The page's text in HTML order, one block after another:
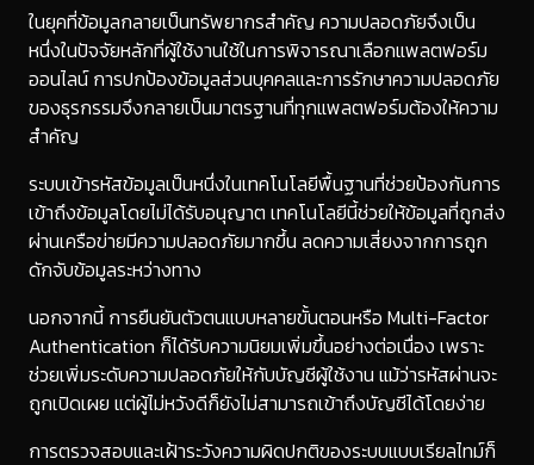
ในยุคที่ข้อมูลกลายเป็นทรัพยากรสำคัญ ความปลอดภัยจึงเป็น
หนึ่งในปัจจัยหลักที่ผู้ใช้งานใช้ในการพิจารณาเลือกแพลตฟอร์ม
ออนไลน์ การปกป้องข้อมูลส่วนบุคคลและการรักษาความปลอดภัย
ของธุรกรรมจึงกลายเป็นมาตรฐานที่ทุกแพลตฟอร์มต้องให้ความ
สำคัญ
ระบบเข้ารหัสข้อมูลเป็นหนึ่งในเทคโนโลยีพื้นฐานที่ช่วยป้องกันการ
เข้าถึงข้อมูลโดยไม่ได้รับอนุญาต เทคโนโลยีนี้ช่วยให้ข้อมูลที่ถูกส่ง
ผ่านเครือข่ายมีความปลอดภัยมากขึ้น ลดความเสี่ยงจากการถูก
ดักจับข้อมูลระหว่างทาง
นอกจากนี้ การยืนยันตัวตนแบบหลายขั้นตอนหรือ Multi-Factor
Authentication ก็ได้รับความนิยมเพิ่มขึ้นอย่างต่อเนื่อง เพราะ
ช่วยเพิ่มระดับความปลอดภัยให้กับบัญชีผู้ใช้งาน แม้ว่ารหัสผ่านจะ
ถูกเปิดเผย แต่ผู้ไม่หวังดีก็ยังไม่สามารถเข้าถึงบัญชีได้โดยง่าย
การตรวจสอบและเฝ้าระวังความผิดปกติของระบบแบบเรียลไทม์ก็